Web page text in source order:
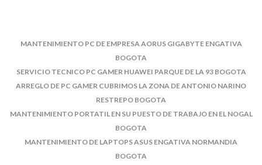
MANTENIMIENTO PC DE EMPRESA AORUS GIGABYTE ENGATIVA
BOGOTA
SERVICIO TECNICO PC GAMER HUAWEI PARQUE DE LA 93 BOGOTA
ARREGLO DE PC GAMER CUBRIMOS LA ZONA DE ANTONIO NARINO
RESTREPO BOGOTA
MANTENIMIENTO PORTATIL EN SU PUESTO DE TRABAJO EN EL NOGAL
BOGOTA
MANTENIMIENTO DE LAPTOPS ASUS ENGATIVA NORMANDIA
BOGOTA